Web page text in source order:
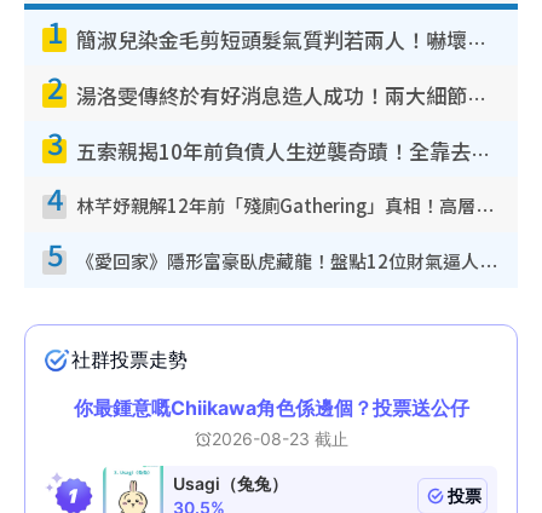
1 簡淑兒染金毛剪短頭髮氣質判若兩人！嚇壞老公麥大力都認唔出：「你做咩事？」
2 湯洛雯傳終於有好消息造人成功！兩大細節曝孕味極濃惹猜測：大肚婆先會咁！
3 五索親揭10年前負債人生逆襲奇蹟！全靠去一地方轉運後即遇上馬先生
4 林芊妤親解12年前「殘廁Gathering」真相！高層解約一句話重創尊嚴至今拒返TVB
5 《愛回家》隱形富豪臥虎藏龍！盤點12位財氣逼人的有錢藝人：呢位靚女3億身家唔憂做